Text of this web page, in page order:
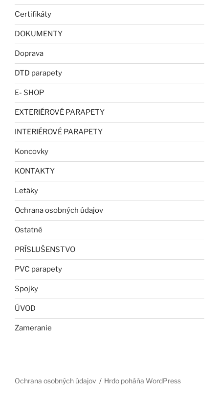
Certifikáty
DOKUMENTY
Doprava
DTD parapety
E- SHOP
EXTERIÉROVÉ PARAPETY
INTERIÉROVÉ PARAPETY
Koncovky
KONTAKTY
Letáky
Ochrana osobných údajov
Ostatné
PRÍSLUŠENSTVO
PVC parapety
Spojky
ÚVOD
Zameranie
Ochrana osobných údajov Hrdo poháňa WordPress